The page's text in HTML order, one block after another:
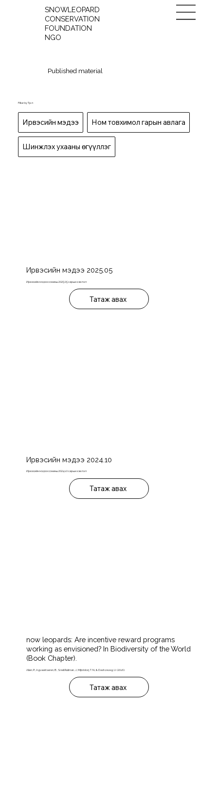
SNOWLEOPARD
CONSERVATION
FOUNDATION
NGO
Published material
Filter by Төрөл
Ирвэсийн мэдээ Ном товхимол гарын авлага
Шинжлэх ухааны өгүүллэг
Ирвэсийн мэдээ 2025.05
Ирвэсийн мэдээ сонины 2025.05 сарын хэвлэл
Татаж авах
Ирвэсийн мэдээ 2024.10
Ирвэсийн мэдээ сонины 2024.10 сарын хэвлэл
Татаж авах
now leopards: Are incentive reward programs
working as envisioned? In Biodiversity of the World
(Book Chapter).
Allen, P., Agvaantseren, B., Snell Rullman, J., Mijiddorj, T. N., & Dashzeveg, U. (2016).
Татаж авах